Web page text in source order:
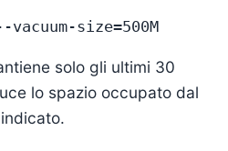
solo gli ultimi 30
lo spazio occupato dal